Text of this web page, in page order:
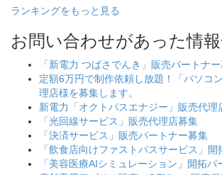
ランキングをもっと見る
お問い合わせがあった情
「新電力 つばさでんき」販売パートナ
定額6万円で制作依頼し放題！「パソコ
理店様を募集します。
新電力「オクトパスエナジー」販売代理
「光回線サービス」販売代理店募集
「決済サービス」販売パートナー募集
「飲食店向けファストパスサービス」
「美容医療AIシミュレーション」開拓パ